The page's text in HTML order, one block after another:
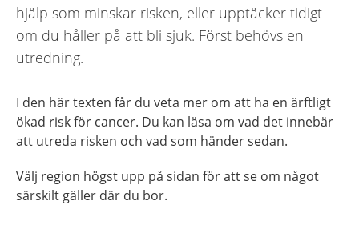
hjälp som minskar risken, eller upptäcker tidigt
om du håller på att bli sjuk. Först behövs en
utredning.
I den här texten får du veta mer om att ha en ärftligt
ökad risk för cancer. Du kan läsa om vad det innebär
att utreda risken och vad som händer sedan.
Välj region högst upp på sidan för att se om något
särskilt gäller där du bor.